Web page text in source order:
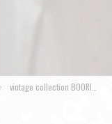
vintage collection BOORISH WOR...